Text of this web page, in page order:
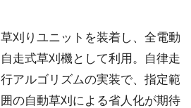
草刈りユニットを装着し、全電動
自走式草刈機として利用。自律走
行アルゴリズムの実装で、指定範
囲の自動草刈による省人化が期待